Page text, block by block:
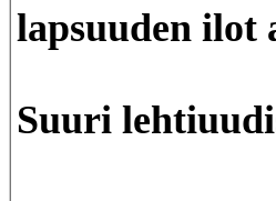
lapsuuden ilot
Suuri